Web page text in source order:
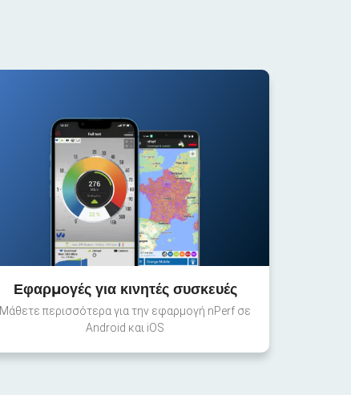
Εφαρμογές για κινητές συσκευές
Μάθετε περισσότερα για την εφαρμογή nPerf σε
Android και iOS